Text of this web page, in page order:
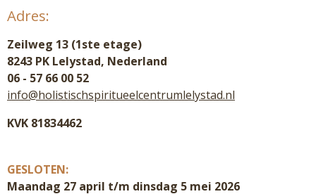
Adres:
Zeilweg 13 (1ste etage)
8243 PK Lelystad, Nederland
06 - 57 66 00 52
info@holistischspiritueelcentrumlelystad.nl
KVK 81834462
GESLOTEN:
Maandag 27 april t/m dinsdag 5 mei 2026